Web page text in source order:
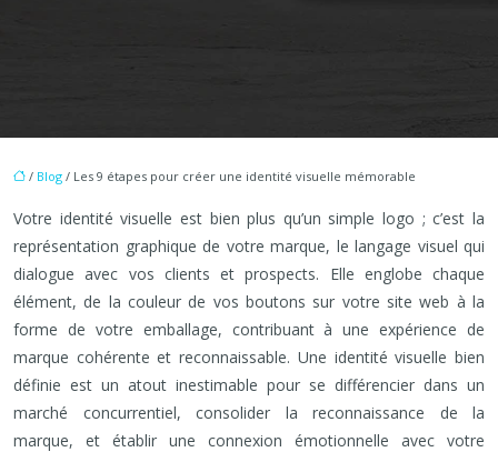
/ Blog / Les 9 étapes pour créer une identité visuelle mémorable
Votre identité visuelle est bien plus qu’un simple logo ; c’est la
représentation graphique de votre marque, le langage visuel qui
dialogue avec vos clients et prospects. Elle englobe chaque
élément, de la couleur de vos boutons sur votre site web à la
forme de votre emballage, contribuant à une expérience de
marque cohérente et reconnaissable. Une identité visuelle bien
définie est un atout inestimable pour se différencier dans un
marché concurrentiel, consolider la reconnaissance de la
marque, et établir une connexion émotionnelle avec votre